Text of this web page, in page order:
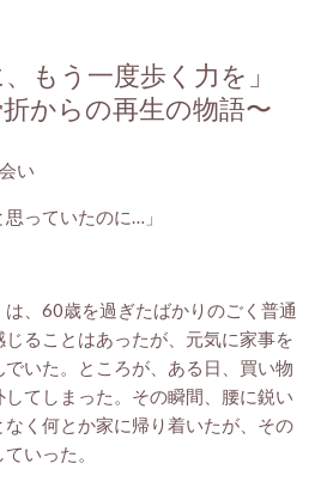
、もう一度歩く力を」
からの再生の物語〜
い
っていたのに…」
、60歳を過ぎたばかりのごく普通
ることはあったが、元気に家事を
いた。ところが、ある日、買い物
てしまった。その瞬間、腰に鋭い
く何とか家に帰り着いたが、その
いった。